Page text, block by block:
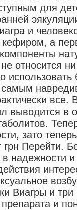
для
и
кефиром, а
относится
использовать
самым
выводится в
зато
Перейти.
надежности
Виагры и
и